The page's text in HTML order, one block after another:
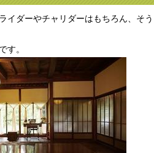
イダーやチャリダーはもちろん、そう
す。